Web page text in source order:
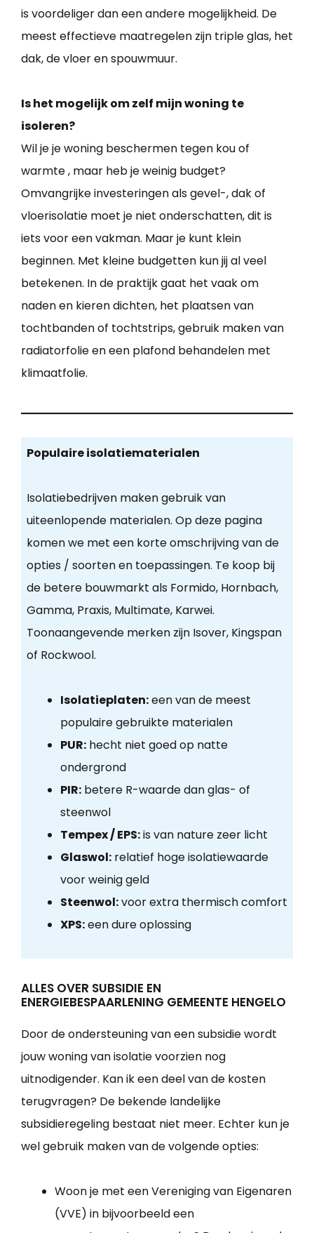
is voordeliger dan een andere mogelijkheid. De
meest effectieve maatregelen zijn triple glas, het
dak, de vloer en spouwmuur.
Is het mogelijk om zelf mijn woning te
isoleren?
Wil je je woning beschermen tegen kou of
warmte , maar heb je weinig budget?
Omvangrijke investeringen als gevel-, dak of
vloerisolatie moet je niet onderschatten, dit is
iets voor een vakman. Maar je kunt klein
beginnen. Met kleine budgetten kun jij al veel
betekenen. In de praktijk gaat het vaak om
naden en kieren dichten, het plaatsen van
tochtbanden of tochtstrips, gebruik maken van
radiatorfolie en een plafond behandelen met
klimaatfolie.
Populaire isolatiematerialen
Isolatiebedrijven maken gebruik van
uiteenlopende materialen. Op deze pagina
komen we met een korte omschrijving van de
opties / soorten en toepassingen. Te koop bij
de betere bouwmarkt als Formido, Hornbach,
Gamma, Praxis, Multimate, Karwei.
Toonaangevende merken zijn Isover, Kingspan
of Rockwool.
Isolatieplaten:een van de meest
populaire gebruikte materialen
PUR:hecht niet goed op natte
ondergrond
PIR:betere R-waarde dan glas- of
steenwol
Tempex / EPS:is van nature zeer licht
Glaswol:relatief hoge isolatiewaarde
voor weinig geld
Steenwol:voor extra thermisch comfort
XPS:een dure oplossing
ALLES OVER SUBSIDIE EN
ENERGIEBESPAARLENING GEMEENTE HENGELO
Door de ondersteuning van een subsidie wordt
jouw woning van isolatie voorzien nog
uitnodigender. Kan ik een deel van de kosten
terugvragen? De bekende landelijke
subsidieregeling bestaat niet meer. Echter kun je
wel gebruik maken van de volgende opties:
Woon je met een Vereniging van Eigenaren
(VVE) in bijvoorbeeld een